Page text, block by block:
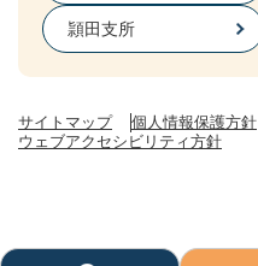
頴田支所
サイトマップ 個人情報保護方針
ウェブアクセシビリティ方針